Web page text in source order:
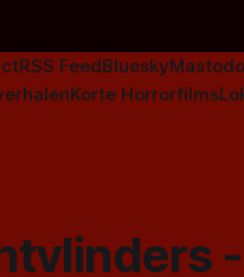
RSS FeedBluesky
Korte Horrorfilms